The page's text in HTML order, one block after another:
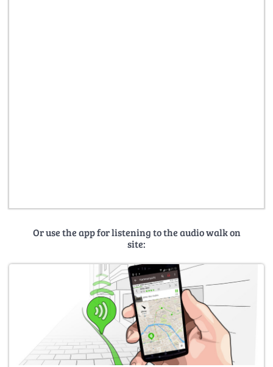
Or use the app for listening to the audio walk on
site: